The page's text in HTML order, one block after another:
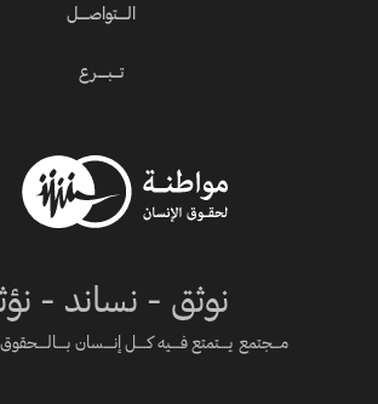
نوثق - نساند -
مـــجتمع يــــتمتع فــــيه كــــل إنــــسان بــــالــــحقوق
الــــتواصــــل
تـــبــــرع